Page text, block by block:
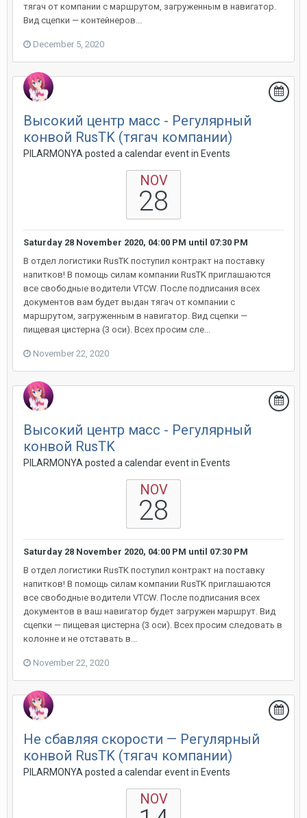
тягач от компании с маршрутом, загруженным в навигатор.
Вид сцепки — контейнеров...
December 5, 2020
Высокий центр масс - Регулярный
конвой RusTK (тягач компании)
PILARMONYA posted a calendar event in Events
NOV
28
Saturday 28 November 2020, 04:00 PM until 07:30 PM
В отдел логистики RusTK поступил контракт на поставку
напитков! В помощь силам компании RusTK приглашаются
все свободные водители VTCW. После подписания всех
документов вам будет выдан тягач от компании с
маршрутом, загруженным в навигатор. Вид сцепки —
пищевая цистерна (3 оси). Всех просим сле...
November 22, 2020
Высокий центр масс - Регулярный
конвой RusTK
PILARMONYA posted a calendar event in Events
NOV
28
Saturday 28 November 2020, 04:00 PM until 07:30 PM
В отдел логистики RusTK поступил контракт на поставку
напитков! В помощь силам компании RusTK приглашаются
все свободные водители VTCW. После подписания всех
документов в ваш навигатор будет загружен маршрут. Вид
сцепки — пищевая цистерна (3 оси). Всех просим следовать в
колонне и не отставать в...
November 22, 2020
Не сбавляя скорости — Регулярный
конвой RusTK (тягач компании)
PILARMONYA posted a calendar event in Events
NOV